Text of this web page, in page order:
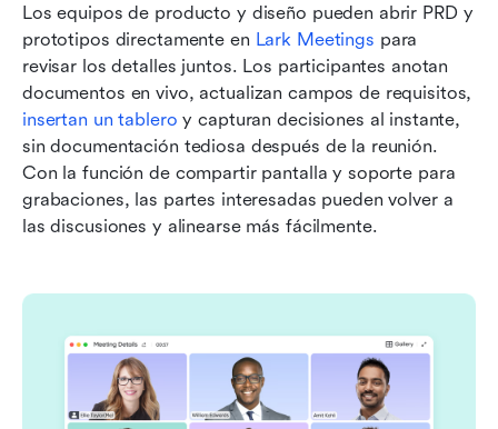
Los equipos de producto y diseño pueden abrir PRD y
prototipos directamente en Lark Meetings para
revisar los detalles juntos. Los participantes anotan
insertan un tablero y capturan decisiones al instante,
sin documentación tediosa después de la reunión.
Con la función de compartir pantalla y soporte para
grabaciones, las partes interesadas pueden volver a
las discusiones y alinearse más fácilmente.